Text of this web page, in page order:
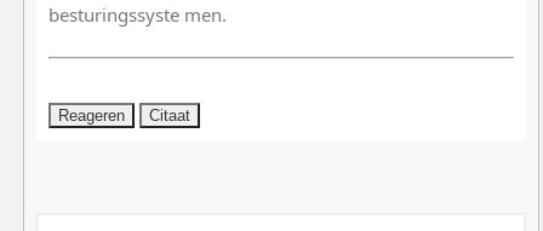
besturingssyste men.
Reageren Citaat